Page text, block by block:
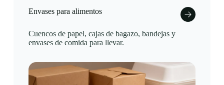
Envases para alimentos
Cuencos de papel, cajas de bagazo, bandejas y
envases de comida para llevar.